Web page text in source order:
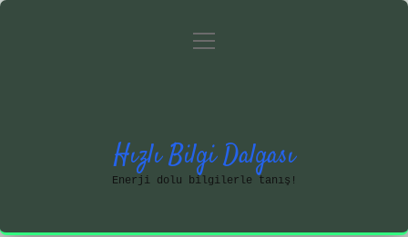
Gizlilik Politikası
menüyü
Hızlı Bilgi Dalgası
Enerji dolu bilgilerle tanış!